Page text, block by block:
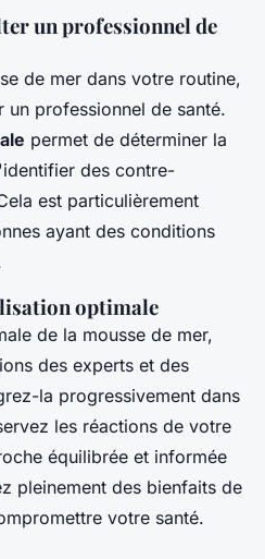
un professionnel de
de mer dans votre routine,
professionnel de santé.
permet de déterminer la
des contre-
est particulièrement
ayant des conditions
optimale
de la mousse de mer,
des experts et des
la progressivement dans
les réactions de votre
équilibrée et informée
pleinement des bienfaits de
votre santé.